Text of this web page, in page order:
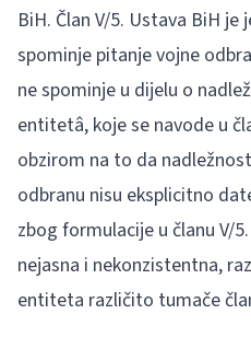
BiH. Član V/5. Ustava BiH
spominje pitanje vojne
ne spominje u dijelu o
entitetâ, koje se navode u
obzirom na to da
odbranu nisu eksplicitno
zbog formulacije u članu V/
nejasna i nekonzistentna,
entiteta različito tumače